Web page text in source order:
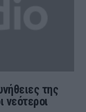
της
νεότεροι